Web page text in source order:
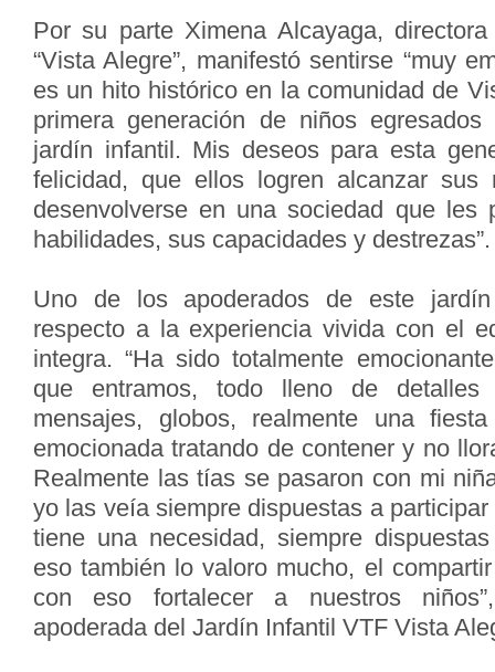
Por su parte Ximena Alcayaga,
“Vista Alegre”, manifestó sentirse “muy
es un hito histórico en la comunidad de
primera generación de niños
jardín infantil. Mis deseos para esta
felicidad, que ellos logren alcanzar sus
desenvolverse en una sociedad que les
habilidades, sus capacidades y destrezas”.
Uno de los apoderados de este
respecto a la experiencia vivida con el
integra. “Ha sido totalmente
que entramos, todo lleno de
mensajes, globos, realmente una
emocionada tratando de contener y no
Realmente las tías se pasaron con mi
yo las veía siempre dispuestas a
tiene una necesidad, siempre
eso también lo valoro mucho, el
con eso fortalecer a nuestros
apoderada del Jardín Infantil VTF Vista